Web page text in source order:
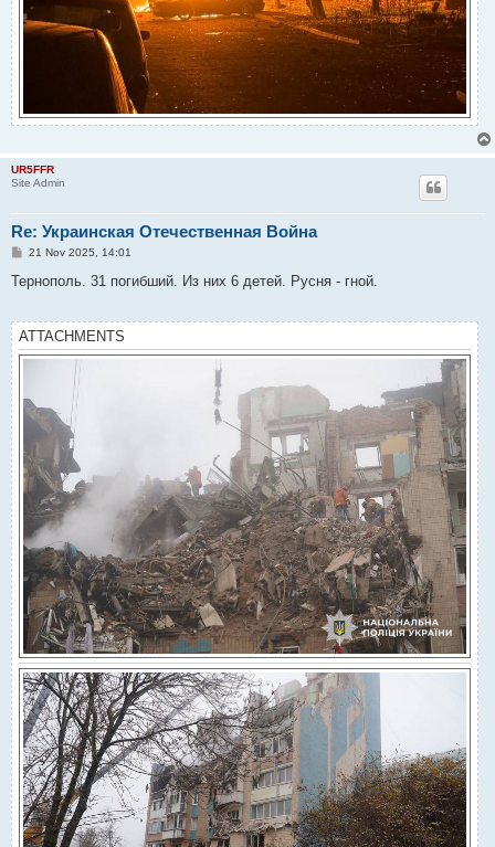
UR5FFR
Site Admin
Re: Украинская Отечественная Война
P
s
t
21 Nov 2025, 14:01
Тернополь. 31 погибший. Из них 6 детей. Русня - гной.
ATTACHMENTS